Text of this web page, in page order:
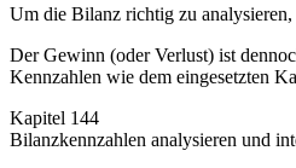
Um die Bilanz richtig zu analysieren,
Der Gewinn (oder Verlust) ist
Kennzahlen wie dem eingesetzten
Kapitel 144
Bilanzkennzahlen analysieren und